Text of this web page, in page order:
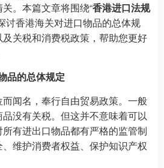
。本篇文章将围绕“香港进口法规
讨香港海关对进口物品的总体规
关税和消费税政策，帮助您更好
品的总体规定
闻名，奉行自由贸易政策。一般
没有关税。但这并不意味着可以
有进出口物品都有严格的监管制
维护消费者权益、保护知识产权